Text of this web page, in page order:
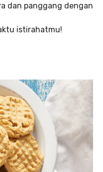
dan panggang dengan
istirahatmu!